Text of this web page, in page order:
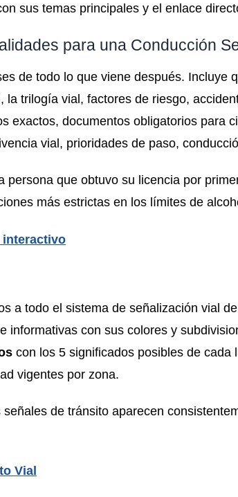
sus temas principales y el enlace
para una Conducción
de todo lo que viene después. Incluye
trilogía vial, factores de riesgo,
exactos, documentos obligatorios para
vial, prioridades de paso,
persona que obtuvo su licencia por
más estrictas en los límites de
interactivo
a todo el sistema de señalización vial
informativas con sus colores y
con los 5 significados posibles de cada
vigentes por zona.
de tránsito aparecen
Vial